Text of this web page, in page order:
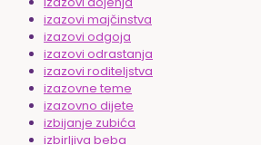
izazovi majčinstva
izazovi odgoja
izazovi odrastanja
izazovi roditeljstva
izazovne teme
izazovno dijete
izbijanje zubića
izbirljiva beba